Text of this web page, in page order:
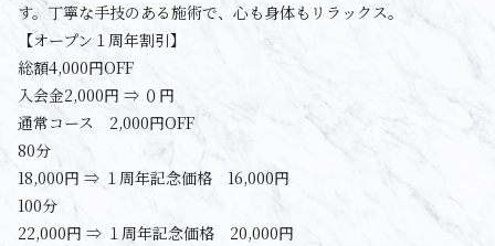
す。丁寧な手技のある施術で、心も身体もリラックス。
【オープン１周年割引】
総額4,000円OFF
入会金2,000円 ⇒ ０円
通常コース 2,000円OFF
80分
18,000円 ⇒ １周年記念価格 16,000円
100分
22,000円 ⇒ １周年記念価格 20,000円